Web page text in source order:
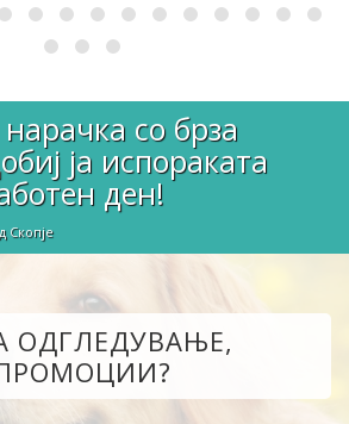
со брза
ја испораката
ден!
Скопје
ОДГЛЕДУВАЊЕ,